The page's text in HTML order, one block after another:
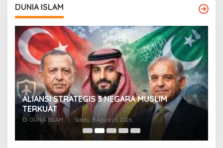
DUNIA ISLAM
ALIANSI STRATEGIS 3 NEGARA MUSLIM
TERKUAT
Di DUNIA ISLAM | Sabtu, 8 Agustus, 2026